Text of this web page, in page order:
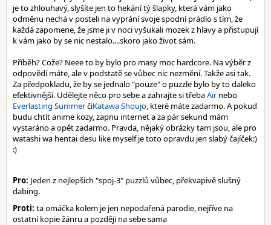
je to zhlouhavý, slyšíte jen to hekání tý šlapky, která vám jako
odměnu nechá v posteli na vyprání svoje spodní prádlo s tím, že
každá zapomene, že jsme ji v noci vyšukali mozek z hlavy a přistupují
k vám jako by se nic nestalo....skoro jako život sám.
Příběh? Cože? Neee to by bylo pro masy moc hardcore. Na výběr z
odpovědí máte, ale v podstatě se vůbec nic nezmění. Takže asi tak.
Za předpokladu, že by se jednalo "pouze" o puzzle bylo by to daleko
efektivnější. Udělejte něco pro sebe a zahrajte si třebaAirnebo
Everlasting SummerčiKatawa Shoujo, které máte zadarmo. A pokud
budu chtít anime kozy, zapnu internet a za pár sekund mám
vystaráno a opět zadarmo. Pravda, nějaký obrázky tam jsou, ale pro
watashi wa hentai desu like myself je toto opravdu jen slabý čajíček:)
:)
Pro: Jeden z nejlepších "spoj-3" puzzlů vůbec, překvapivě slušný
dabing.
Proti: ta omáčka kolem je jen nepodařená parodie, nejříve na
ostatní kopie žánru a později na sebe sama